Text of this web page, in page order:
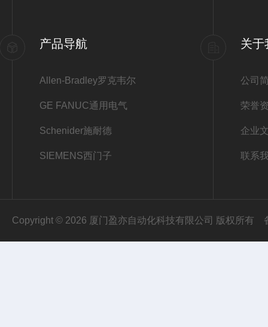
产品导航
Allen-Bradley罗克韦尔
GE FANUC通用电气
Schenider施耐德
SIEMENS西门子
关于
公司
荣誉
企业
联系
Copyright © 2026 厦门盈亦自动化科技有限公司 版权所有